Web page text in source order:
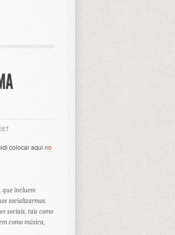
colocar aqui no
que incluem
socializarmos.
sociais, tais como
como música,